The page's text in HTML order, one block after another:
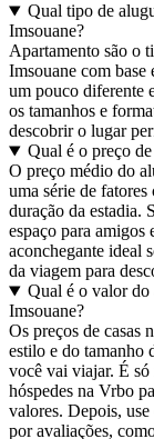
Qual tipo de
Imsouane?
Apartamento são o
Imsouane com base
um pouco diferente
os tamanhos e
descobrir o lugar
Qual é o preço
O preço médio do
uma série de
duração da estadia.
espaço para amigos
aconchegante ideal
da viagem para
Qual é o valor do
Imsouane?
Os preços de casas
estilo e do tamanho
você vai viajar. É só
hóspedes na Vrbo
valores. Depois,
por avaliações,